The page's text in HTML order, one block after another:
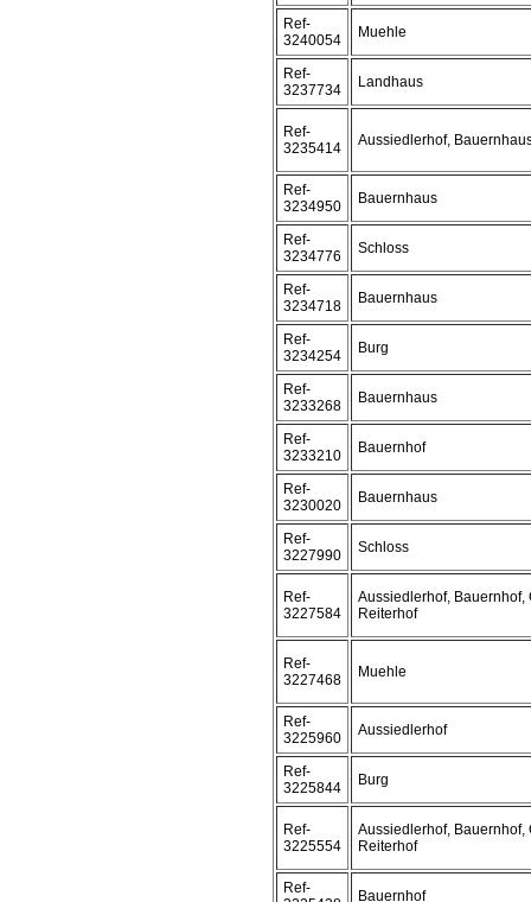
Ref-
3240054
Muehle
Ref-
3237734
Landhaus
Ref-
3235414
Aussiedlerhof,
Ref-
3234950
Bauernhaus
Ref-
3234776
Schloss
Ref-
3234718
Bauernhaus
Ref-
3234254
Burg
Ref-
3233268
Bauernhaus
Ref-
3233210
Bauernhof
Ref-
3230020
Bauernhaus
Ref-
3227990
Schloss
Ref-
3227584
Aussiedlerhof, Bauernhof,
Reiterhof
Ref-
3227468
Muehle
Ref-
3225960
Aussiedlerhof
Ref-
3225844
Burg
Ref-
3225554
Aussiedlerhof, Bauernhof,
Reiterhof
Ref-
Bauernhof